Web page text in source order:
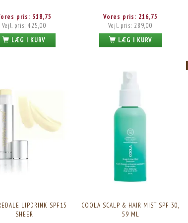
pris: 318,75
Vejl. pris: 425,00
LÆG I KURV
Vores pris: 216,75
Vejl. pris: 289,00
LÆG I KURV
LIPDRINK SPF15
SHEER
COOLA SCALP & HAIR MIST SPF 30,
59 ML